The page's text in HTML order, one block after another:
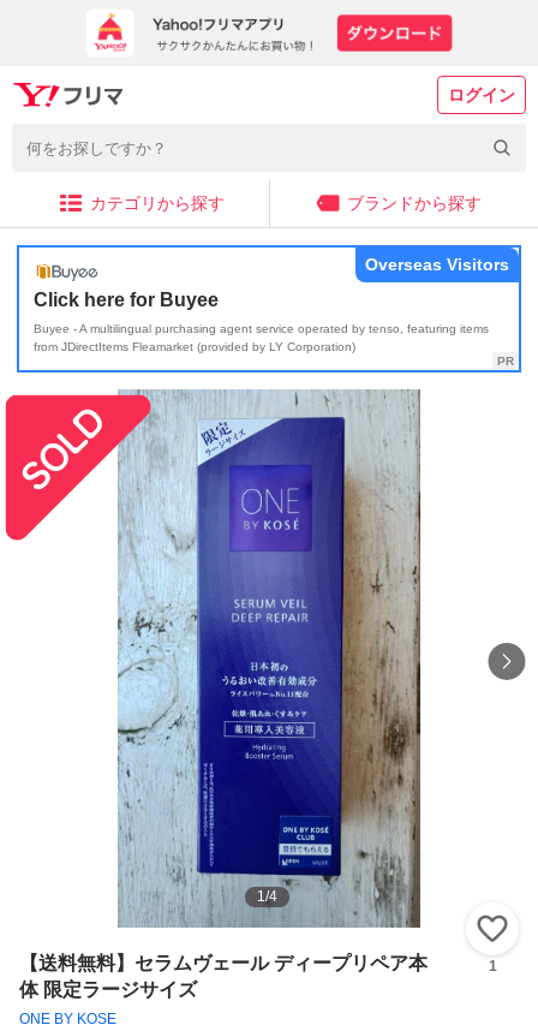
ログイン
カテゴリから探す ブランドから探す
Click here for Buyee
Buyee - A multilingual purchasing agent service operated by tenso, featuring items
from JDirectItems Fleamarket (provided by LY Corporation)
Overseas Visitors
1/4
【送料無料】セラムヴェール ディープリペア本
体 限定ラージサイズ
ONE BY KOSE
1